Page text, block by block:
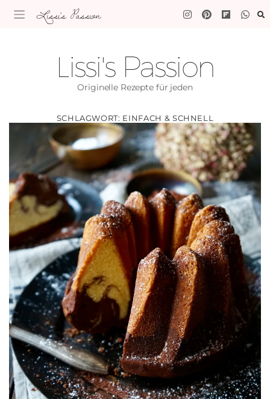
Lissi's Passion
Lissi's Passion
Originelle Rezepte für jeden
SCHLAGWORT: EINFACH & SCHNELL